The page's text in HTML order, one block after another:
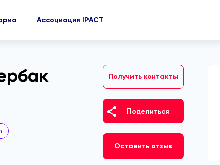
Ассоциация IPACT
Получить контакты
Поделиться
Оставить отзыв